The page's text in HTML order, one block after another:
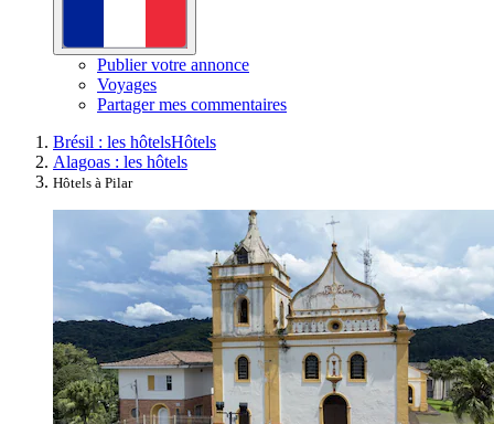
Publier votre annonce
Voyages
Partager mes commentaires
Brésil : les hôtelsHôtels
Alagoas : les hôtels
Hôtels à Pilar